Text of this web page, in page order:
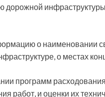
о наименовании
о местах
программ
работ, и оценки их